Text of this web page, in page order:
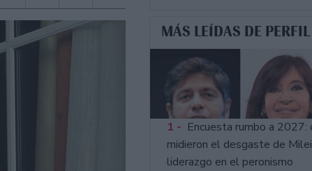
MÁS LEÍDAS DE PERFIL
1 - Encuesta rumbo a
midieron el desgaste de
liderazgo en el peronismo